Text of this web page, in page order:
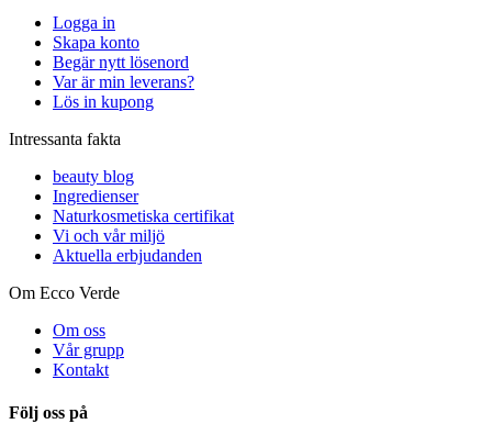
Logga in
Skapa konto
Begär nytt lösenord
Var är min leverans?
Lös in kupong
Intressanta fakta
beauty blog
Ingredienser
Naturkosmetiska certifikat
Vi och vår miljö
Aktuella erbjudanden
Om Ecco Verde
Om oss
Vår grupp
Kontakt
Följ oss på